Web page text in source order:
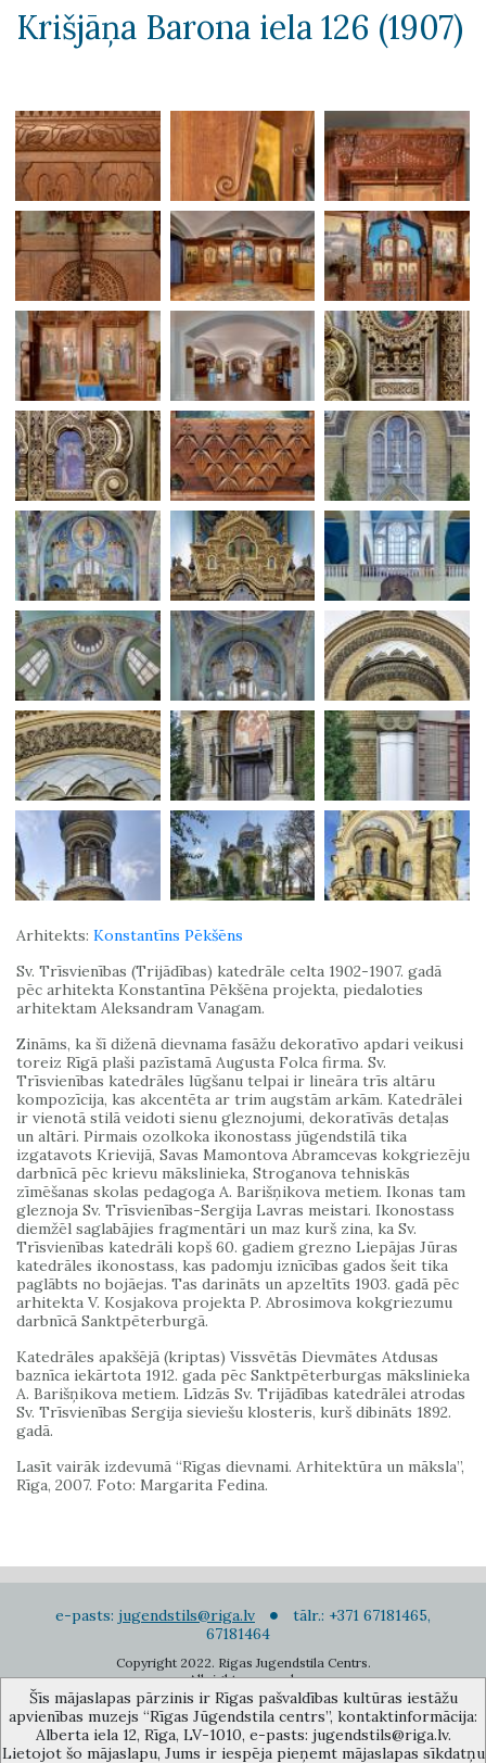
Krišjāņa Barona iela 126 (1907)
Arhitekts: Konstantīns Pēkšēns
Sv. Trīsvienības (Trijādības) katedrāle celta 1902-1907. gadā
pēc arhitekta Konstantīna Pēkšēna projekta, piedaloties
arhitektam Aleksandram Vanagam.
Zināms, ka šī diženā dievnama fasāžu dekoratīvo apdari veikusi
toreiz Rīgā plaši pazīstamā Augusta Folca firma. Sv.
Trīsvienības katedrāles lūgšanu telpai ir lineāra trīs altāru
kompozīcija, kas akcentēta ar trim augstām arkām. Katedrālei
ir vienotā stilā veidoti sienu gleznojumi, dekoratīvās detaļas
un altāri. Pirmais ozolkoka ikonostass jūgendstilā tika
izgatavots Krievijā, Savas Mamontova Abramcevas kokgriezēju
darbnīcā pēc krievu mākslinieka, Stroganova tehniskās
zīmēšanas skolas pedagoga A. Barišņikova metiem. Ikonas tam
gleznoja Sv. Trīsvienības-Sergija Lavras meistari. Ikonostass
diemžēl saglabājies fragmentāri un maz kurš zina, ka Sv.
Trīsvienības katedrāli kopš 60. gadiem grezno Liepājas Jūras
katedrāles ikonostass, kas padomju iznīcības gados šeit tika
paglābts no bojāejas. Tas darināts un apzeltīts 1903. gadā pēc
arhitekta V. Kosjakova projekta P. Abrosimova kokgriezumu
darbnīcā Sanktpēterburgā.
Katedrāles apakšējā (kriptas) Vissvētās Dievmātes Atdusas
baznīca iekārtota 1912. gada pēc Sanktpēterburgas mākslinieka
A. Barišņikova metiem. Līdzās Sv. Trijādības katedrālei atrodas
Sv. Trīsvienības Sergija sieviešu klosteris, kurš dibināts 1892.
gadā.
Lasīt vairāk izdevumā “Rīgas dievnami. Arhitektūra un māksla”,
Rīga, 2007. Foto: Margarita Fedina.
e-pasts: jugendstils@riga.lv
tālr.: +371 67181465,
67181464
Copyright 2022. Rigas Jugendstila Centrs.
All right reserved.
Pierakstīties jaunumiem
Šīs mājaslapas pārzinis ir Rīgas pašvaldības kultūras iestāžu
apvienības muzejs “Rīgas Jūgendstila centrs”, kontaktinformācija:
Alberta iela 12, Rīga, LV-1010, e-pasts: jugendstils@riga.lv.
Lietojot šo mājaslapu, Jums ir iespēja pieņemt mājaslapas sīkdatņu